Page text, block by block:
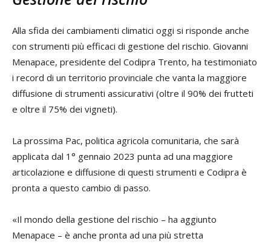
Alla sfida dei cambiamenti climatici oggi si risponde anche
con strumenti più efficaci di gestione del rischio. Giovanni
Menapace, presidente del Codipra Trento, ha testimoniato
i record di un territorio provinciale che vanta la maggiore
diffusione di strumenti assicurativi (oltre il 90% dei frutteti
e oltre il 75% dei vigneti).
La prossima Pac, politica agricola comunitaria, che sarà
applicata dal 1° gennaio 2023 punta ad una maggiore
articolazione e diffusione di questi strumenti e Codipra è
pronta a questo cambio di passo.
«Il mondo della gestione del rischio – ha aggiunto
Menapace – è anche pronta ad una più stretta